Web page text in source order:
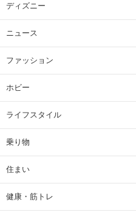
ディズニー
ニュース
ファッション
ホビー
ライフスタイル
乗り物
住まい
健康・筋トレ